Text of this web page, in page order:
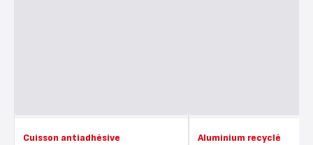
Cuisson antiadhésive
Aluminium recyclé